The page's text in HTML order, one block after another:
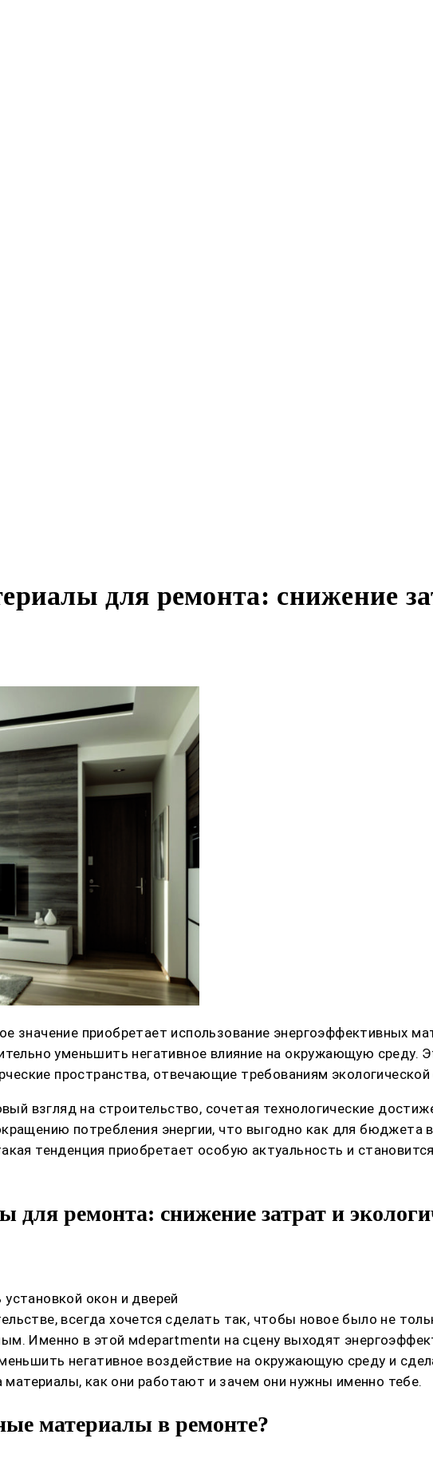
для ремонта: снижение
значение приобретает использование энергоэффективных
уменьшить негативное влияние на окружающую среду.
пространства, отвечающие требованиям экологической
взгляд на строительство, сочетая технологические
потребления энергии, что выгодно как для бюджета
тенденция приобретает особую актуальность и
ремонта: снижение затрат и
окон и дверей
всегда хочется сделать так, чтобы новое было не
Именно в этой мdepartmentи на сцену выходят
негативное воздействие на окружающую среду и
как они работают и зачем они нужны именно тебе.
материалы в ремонте?